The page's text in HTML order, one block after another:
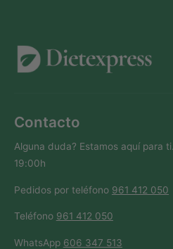
Contacto
Alguna duda? Estamos aquí para
19:00h
Pedidos por teléfono 961 412 050
Teléfono 961 412 050
WhatsApp 606 347 513